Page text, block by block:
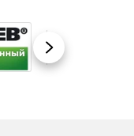
Вперед